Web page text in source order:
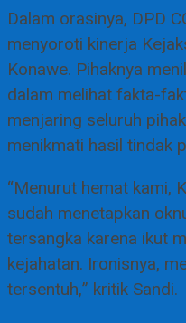
Dalam orasinya, DPD
menyoroti kinerja
Konawe. Pihaknya
dalam melihat fakta-
menjaring seluruh
menikmati hasil tindak
“Menurut hemat kami,
sudah menetapkan
tersangka karena ikut
kejahatan. Ironisnya,
tersentuh,” kritik Sandi.